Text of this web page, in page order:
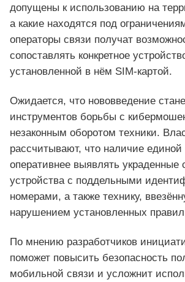
допущены к использованию на
а какие находятся под
операторы связи получат
сопоставлять конкретное
установленной в нём SIM-картой.
Ожидается, что нововведение
инструментов борьбы с
незаконным оборотом техники.
рассчитывают, что наличие
оперативнее выявлять
устройства с поддельными
номерами, а также технику,
нарушением установленных
По мнению разработчиков
поможет повысить безопасность
мобильной связи и усложнит